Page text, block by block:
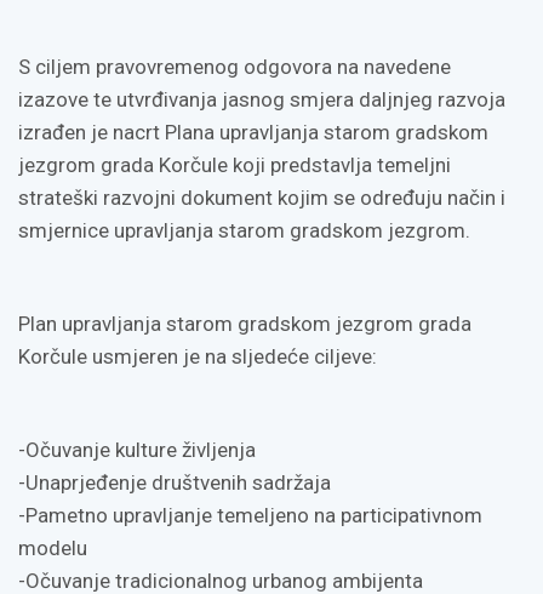
S ciljem pravovremenog odgovora na navedene
izazove te utvrđivanja jasnog smjera daljnjeg razvoja
izrađen je nacrt Plana upravljanja starom gradskom
jezgrom grada Korčule koji predstavlja temeljni
strateški razvojni dokument kojim se određuju način i
smjernice upravljanja starom gradskom jezgrom.
Plan upravljanja starom gradskom jezgrom grada
Korčule usmjeren je na sljedeće ciljeve:
-Očuvanje kulture življenja
-Unaprjeđenje društvenih sadržaja
-Pametno upravljanje temeljeno na participativnom
modelu
-Očuvanje tradicionalnog urbanog ambijenta